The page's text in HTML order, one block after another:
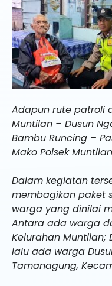
Adapun rute patroli
Muntilan – Dusun
Bambu Runcing –
Mako Polsek
Dalam kegiatan
membagikan paket
warga yang dinilai
Antara ada warga
Kelurahan Muntilan;
lalu ada warga
Tamanagung,